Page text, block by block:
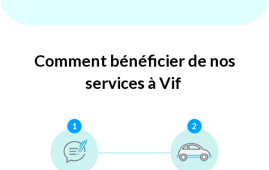
Comment bénéficier de nos
services à Vif
1 2